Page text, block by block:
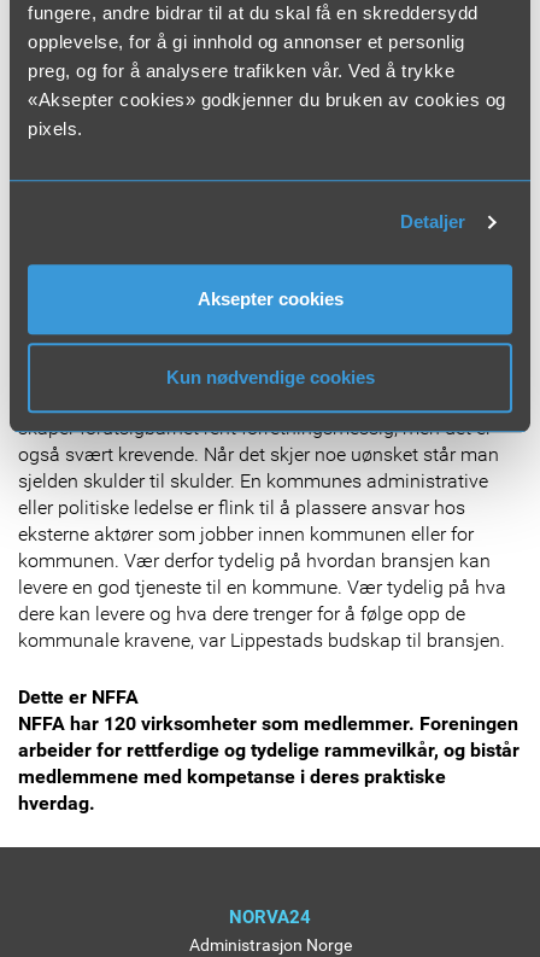
fungere, andre bidrar til at du skal få en skreddersydd
opplevelse, for å gi innhold og annonser et personlig
preg, og for å analysere trafikken vår. Ved å trykke
«Aksepter cookies» godkjenner du bruken av cookies og
pixels.
Detaljer
Aksepter cookies
Kun nødvendige cookies
Byrådet mener det de siste årene har vært en utvikling med
utbredt arbeidslivskriminalitet og sosial dumping i bygg- og
anleggsmarkedet og på en del tjenesteområder. Utviklingen
innebærer utbredte brudd på arbeidsmiljølovgivning,
skattelovgivning – og grov utnyttelse av sårbar arbeidskraft
-De stiller strenge krav, men det er vanskelig å ha sin sti ren,
-Når problemene dukker opp trer gjerne kontrollutvalget i
funksjon. Da kommer spørsmålene om hvorfor dette
skjedde, og om det kom varsler og eventuelt tiltak som ble
strenge kravene.
skaper forutsigbarhet rent forretningsmessig, men det er
også svært krevende. Når det skjer noe uønsket står man
sjelden skulder til skulder. En kommunes administrative
eller politiske ledelse er flink til å plassere ansvar hos
eksterne aktører som jobber innen kommunen eller for
kommunen. Vær derfor tydelig på hvordan bransjen kan
levere en god tjeneste til en kommune. Vær tydelig på hva
dere kan levere og hva dere trenger for å følge opp de
kommunale kravene, var Lippestads budskap til bransjen.
Dette er NFFA
NFFA har 120 virksomheter som medlemmer. Foreningen
arbeider for rettferdige og tydelige rammevilkår, og bistår
medlemmene med kompetanse i deres praktiske
hverdag.
NORVA24
Administrasjon Norge